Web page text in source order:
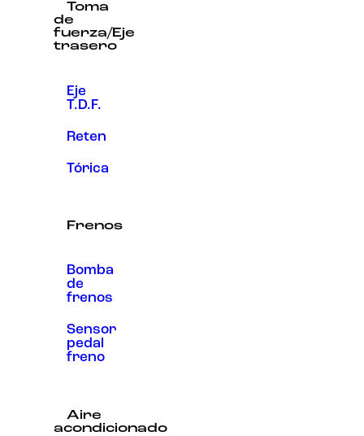
Toma
de
fuerza/Eje
trasero
Eje
T.D.F.
Reten
Tórica
Frenos
Bomba
de
frenos
Sensor
pedal
freno
Aire
acondicionado